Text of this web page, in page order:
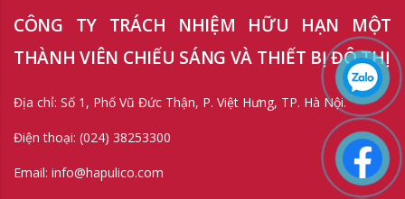
CÔNG TY TRÁCH NHIỆM HỮU HẠN MỘT
THÀNH VIÊN CHIẾU SÁNG VÀ THIẾT BỊ ĐÔ THỊ
Địa chỉ: Số 1, Phố Vũ Đức Thận, P. Việt Hưng, TP. Hà Nội.
Điện thoại: (024) 38253300
Email: info@hapulico.com